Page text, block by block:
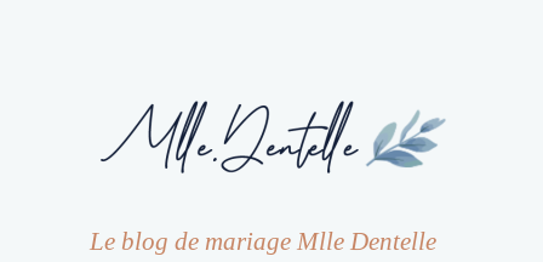
Le blog de mariage Mlle Dentelle